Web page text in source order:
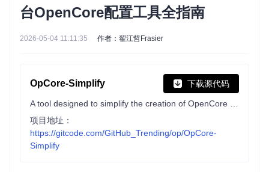
台OpenCore配置工具全指南
2026-05-04 11:11:35 作者：翟江哲Frasier
OpCore-Simplify 下载源代码
项目地址：
https://gitcode.com/GitHub_Trending/op/OpCore-
Simplify